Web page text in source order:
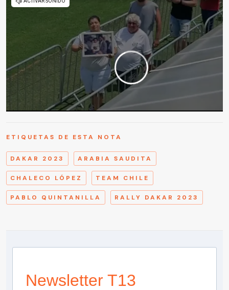
ETIQUETAS DE ESTA NOTA
DAKAR 2023 ARABIA SAUDITA
CHALECO LÓPEZ TEAM CHILE
PABLO QUINTANILLA RALLY DAKAR 2023
Newsletter T13